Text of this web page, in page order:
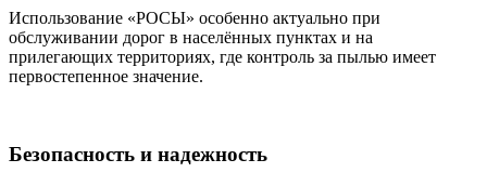
Использование «РОСЫ» особенно актуально при
обслуживании дорог в населённых пунктах и на
прилегающих территориях, где контроль за пылью имеет
первостепенное значение.
Безопасность и надежность